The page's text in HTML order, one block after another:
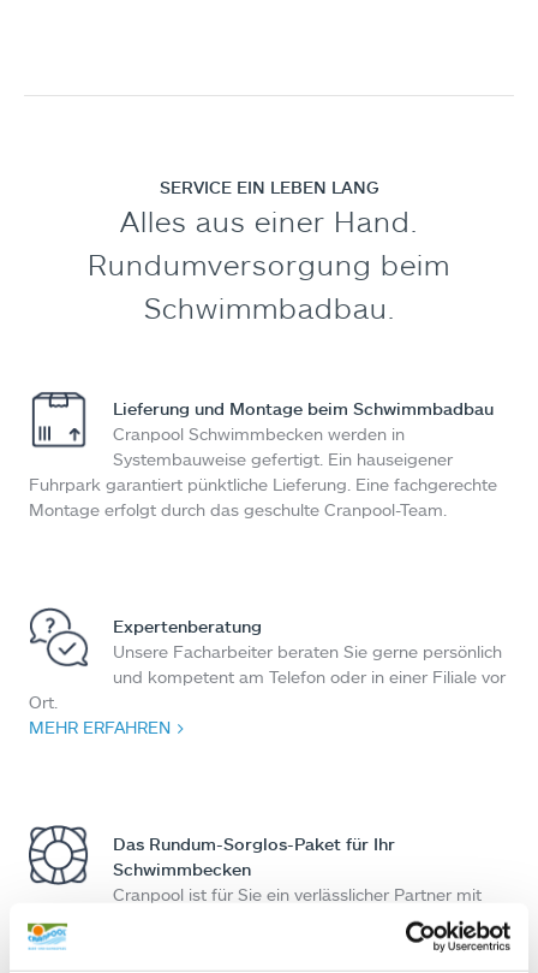
SERVICE EIN LEBEN LANG
Alles aus einer Hand.
Rundumversorgung beim
Schwimmbadbau.
Lieferung und Montage beim Schwimmbadbau
Cranpool Schwimmbecken werden in
Systembauweise gefertigt. Ein hauseigener
Fuhrpark garantiert pünktliche Lieferung. Eine fachgerechte
Montage erfolgt durch das geschulte Cranpool-Team.
Expertenberatung
Unsere Facharbeiter beraten Sie gerne persönlich
und kompetent am Telefon oder in einer Filiale vor
Ort.
MEHR ERFAHREN >
Das Rundum-Sorglos-Paket für Ihr
Schwimmbecken
Cranpool ist für Sie ein verlässlicher Partner mit
über 45 Jahren Erfahrung und kompetenter Betreuung. Dank
über 30.000 zufriedener Kunden in Österreich und